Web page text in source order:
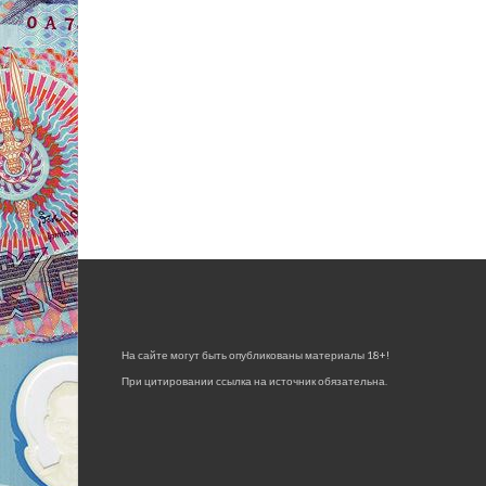
На сайте могут быть опубликованы материалы 18+!
При цитировании ссылка на источник обязательна.